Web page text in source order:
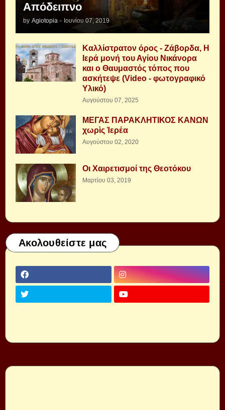
Απόδειπνο
by Agiotopia - Ιουνίου 07, 2019
Καλλίστρατον όρος - Ζάβορδα, Η
Ιερά μονή του Αγίου Νικάνορα
και ο Θαυμαστός τόπος που
ασκήτεψε (Video - φωτογραφικό
Υλικό)
Αυγούστου 07, 2025
ΜΕΓΑΣ ΠΑΡΑΚΛΗΤΙΚΟΣ ΚΑΝΩΝ
χωρὶς Ἱερέα
Αυγούστου 02, 2020
Οι Χαιρετισμοί της Θεοτόκου
Μαρτίου 03, 2019
Ακολουθείστε μας